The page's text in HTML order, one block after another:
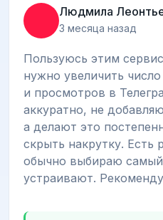
Людмила
3 месяца назад
Пользуюсь этим
нужно увеличить
и просмотров в
аккуратно, не
а делают это
скрыть накрутку. Есть
обычно выбираю
устраивают.